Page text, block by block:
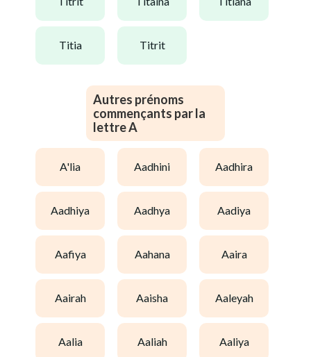
titia titrit
Autres prénoms
commençants par la
lettre A
a'lia aadhini aadhira
aadhiya aadhya aadiya
aafiya aahana aaira
aairah aaisha aaleyah
aalia aaliah aaliya